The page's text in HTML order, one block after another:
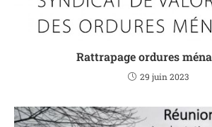
Rattrapage ordures
29 juin 2023